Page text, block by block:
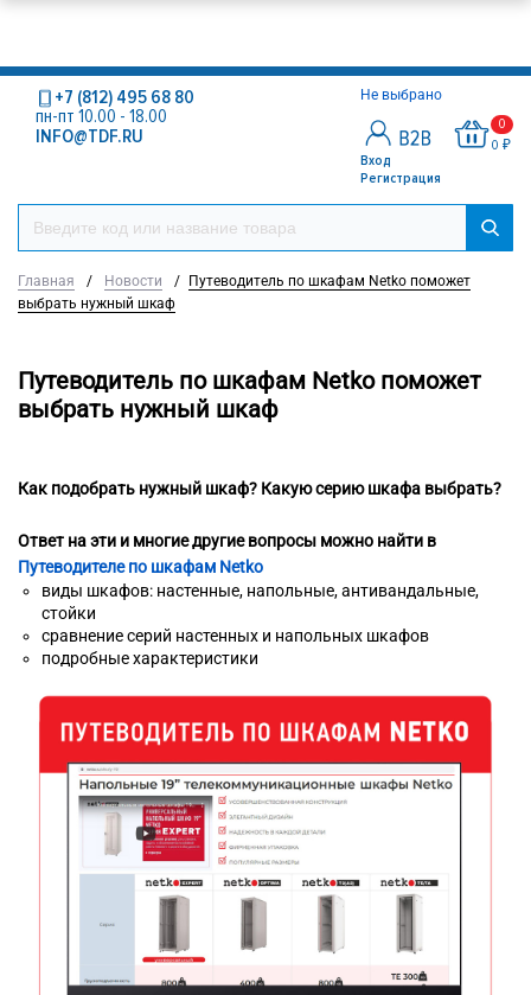
Не выбрано
Вход
Регистрация
0
0 ₽
+7 (812) 495 68 80
пн-пт 10.00 - 18.00
INFO@TDF.RU
Главная / Новости /
Путеводитель по шкафам Netko поможет
выбрать нужный шкаф
Путеводитель по шкафам Netko поможет
выбрать нужный шкаф
Как подобрать нужный шкаф? Какую серию шкафа выбрать?
Ответ на эти и многие другие вопросы можно найти в
Путеводителе по шкафам Netko
виды шкафов: настенные, напольные, антивандальные,
стойки
сравнение серий настенных и напольных шкафов
подробные характеристики